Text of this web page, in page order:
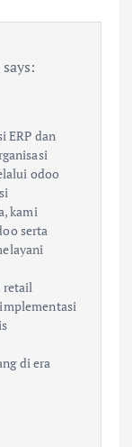
says:
ERP dan
odoo
kami
serta
retail
di era